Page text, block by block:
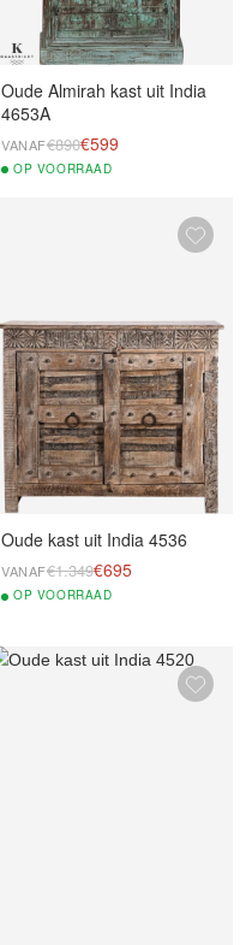
Oude Almirah kast uit India
4653A
VANAF€890€599
OP VOORRAAD
Oude kast uit India 4536
VANAF€1.349€695
OP VOORRAAD